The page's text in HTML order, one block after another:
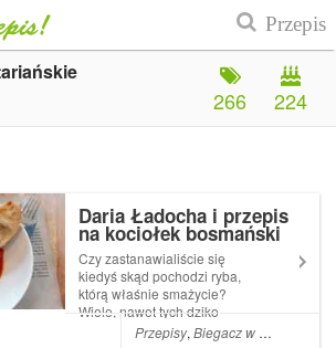
224
266
Daria Ładocha i przepis
na kociołek bosmański
Czy zastanawialiście się
kiedyś skąd pochodzi ryba,
którą właśnie smażycie?
Wiele, nawet tych dziko
żyjących i sprzedawanych w
Przepisy,Biegacz w kuchni